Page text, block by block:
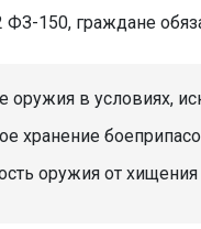
ФЗ-150, граждане
оружия в условиях,
хранение
оружия от хищения